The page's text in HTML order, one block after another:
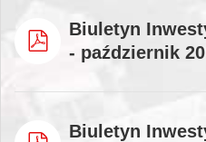
Biuletyn
- październik
Biuletyn